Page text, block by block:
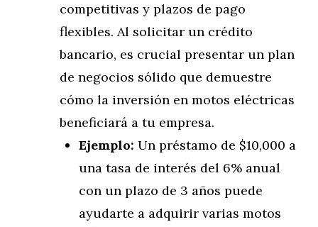
competitivas y plazos de pago
flexibles. Al solicitar un crédito
bancario, es crucial presentar un plan
de negocios sólido que demuestre
cómo la inversión en motos eléctricas
beneficiará a tu empresa.
Ejemplo: Un préstamo de $10,000 a
una tasa de interés del 6% anual
con un plazo de 3 años puede
ayudarte a adquirir varias motos